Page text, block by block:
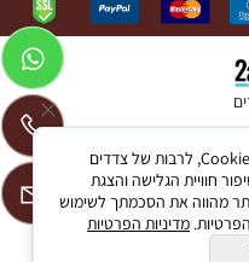
לידיעתך, באתרנו נעשה שימוש בקבצי Cookies, לרבות של צדדים
חוויית הגלישה והצגת
מהווה את הסכמתך לשימוש
מדיניות הפרטיות